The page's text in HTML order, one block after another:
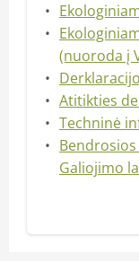
(nuoroda į
Atitikties
Techninė
Galiojimo